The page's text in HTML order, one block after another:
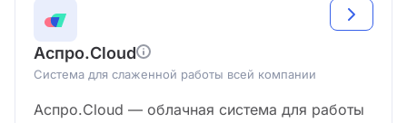
Аспро.Cloud
Система для слаженной работы всей компании
Аспро.Cloud — облачная система для работы